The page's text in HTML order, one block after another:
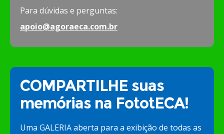
Para dúvidas e perguntas:
apoio@agoraeca.com.br
COMPARTILHE suas
memórias na FototECA!
Uma GALERIA aberta para a exibição de todas as